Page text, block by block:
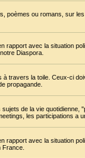
poèmes ou romans, sur
rapport avec la situation
Diaspora.
travers la toile. Ceux-ci
propagande.
de la vie
les participations a
rapport avec la situation
France.